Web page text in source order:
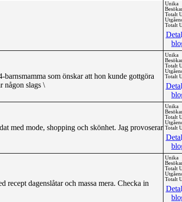
Unika
Totalt
Totalt
som önskar att hon kunde gottgöra
någon slags \
Unika
Totalt
Totalt
med mode, shopping och skönhet. Jag provoserar
Unika
Totalt
Totalt
dagenslåtar och massa mera. Checka in
Unika
Totalt
Totalt